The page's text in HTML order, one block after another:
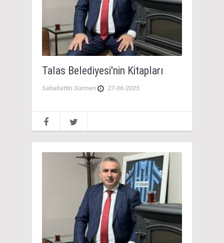
Talas Belediyesi'nin Kitapları
Sabahattin Sürmen 27-06-2025